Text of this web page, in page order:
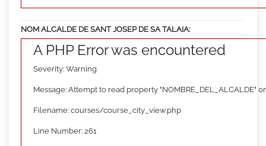
NOM ALCALDE DE SANT JOSEP DE SA TALAIA:
A PHP Error was encountered
Severity: Warning
Message: Attempt to read property "NOMBRE_DEL_ALCALDE"
Filename: courses/course_city_view.php
Line Number: 261